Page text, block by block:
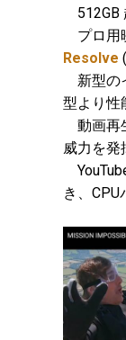
512GB
プロ用
Resolve (
新型の
型より性
動画再
威力を発
き、